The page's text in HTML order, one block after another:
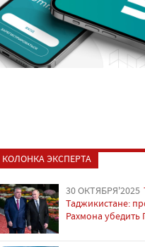
КОЛОНКА ЭКСПЕРТА
30 ОКТЯБРЯ'2025
Таджикистане:
Рахмона убедить